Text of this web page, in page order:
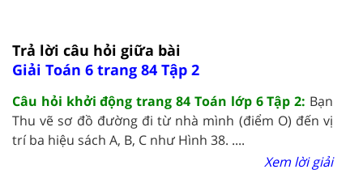
Trả lời câu hỏi giữa bài
Giải Toán 6 trang 84 Tập 2
Câu hỏi khởi động trang 84 Toán lớp 6 Tập 2: Bạn
Thu vẽ sơ đồ đường đi từ nhà mình (điểm O) đến vị
trí ba hiệu sách A, B, C như Hình 38. ....
Xem lời giải